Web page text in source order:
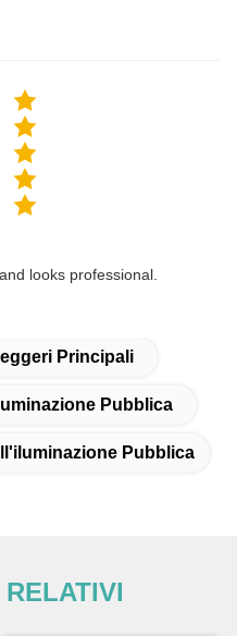
looks professional.
Principali
Pubblica
Pubblica